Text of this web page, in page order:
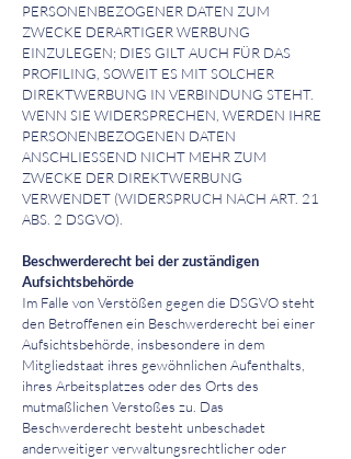
PERSONENBEZOGENER DATEN ZUM
ZWECKE DERARTIGER WERBUNG
EINZULEGEN; DIES GILT AUCH FÜR DAS
PROFILING, SOWEIT ES MIT SOLCHER
DIREKTWERBUNG IN VERBINDUNG STEHT.
WENN SIE WIDERSPRECHEN, WERDEN IHRE
PERSONENBEZOGENEN DATEN
ANSCHLIESSEND NICHT MEHR ZUM
ZWECKE DER DIREKTWERBUNG
VERWENDET (WIDERSPRUCH NACH ART. 21
ABS. 2 DSGVO).
Beschwerderecht bei der zuständigen
Aufsichtsbehörde
Im Falle von Verstößen gegen die DSGVO steht
den Betroffenen ein Beschwerderecht bei einer
Aufsichtsbehörde, insbesondere in dem
Mitgliedstaat ihres gewöhnlichen Aufenthalts,
ihres Arbeitsplatzes oder des Orts des
mutmaßlichen Verstoßes zu. Das
Beschwerderecht besteht unbeschadet
anderweitiger verwaltungsrechtlicher oder